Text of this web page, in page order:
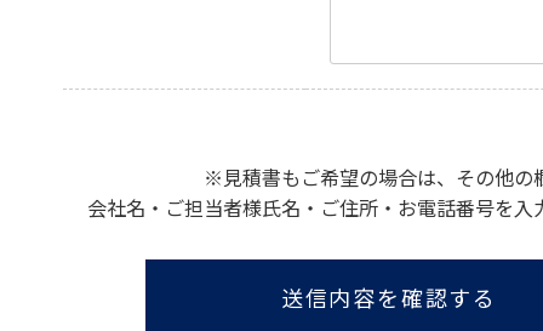
※見積書もご希望の場合は、その他の
会社名・ご担当者様氏名・ご住所・お電話番号を入
送信内容を確認する